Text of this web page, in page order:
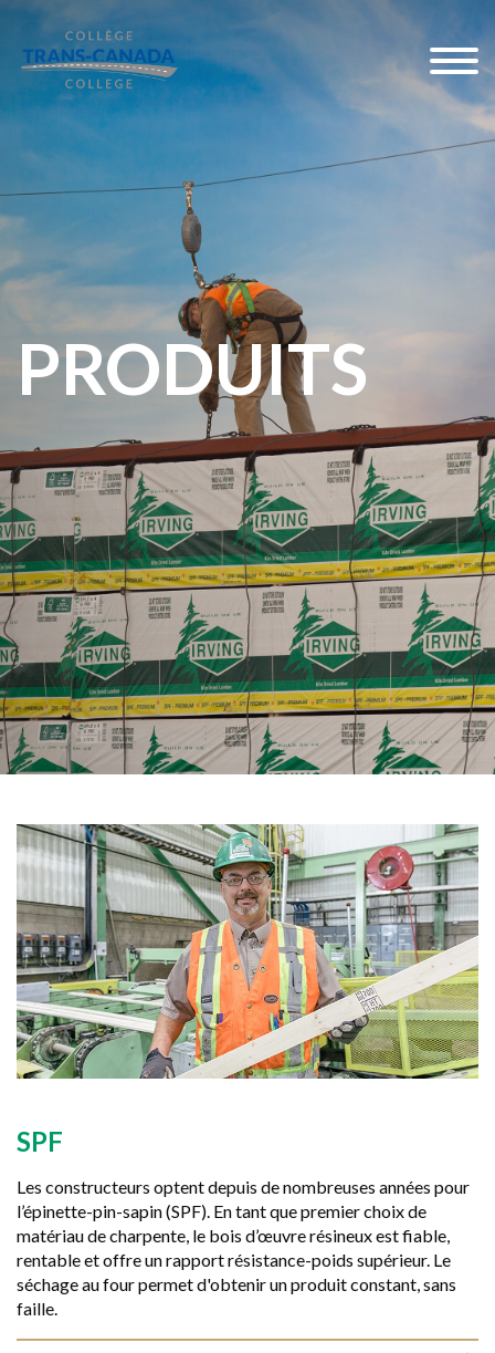
PRODUITS
SPF
Les constructeurs optent depuis de nombreuses années pour
l’épinette-pin-sapin (SPF). En tant que premier choix de
matériau de charpente, le bois d’œuvre résineux est fiable,
rentable et offre un rapport résistance-poids supérieur. Le
séchage au four permet d'obtenir un produit constant, sans
faille.